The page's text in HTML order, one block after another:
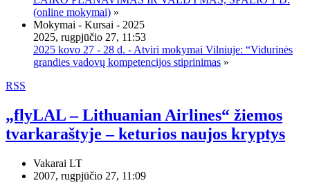
(online mokymai) »
Mokymai - Kursai - 2025
2025, rugpjūčio 27, 11:53
2025 kovo 27 - 28 d. - Atviri mokymai Vilniuje: “Vidurinės
grandies vadovų kompetencijos stiprinimas »
RSS
„flyLAL – Lithuanian Airlines“ žiemos
tvarkaraštyje – keturios naujos kryptys
Vakarai LT
2007, rugpjūčio 27, 11:09